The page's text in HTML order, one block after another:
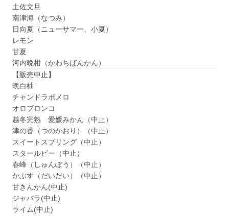
土佐文旦
南津海（なつみ）
日向夏（ニューサマー、小夏）
レモン
甘夏
河内晩柑（かわちばんかん）
【販売中止】
晩白柚
チャンドラポメロ
オロブロンコ
越冬完熟 愛媛みかん（中止）
津の香（つのかおり）（中止）
スイートスプリング（中止）
スタールビー（中止）
春峰（しゅんぽう）（中止）
かぶす（だいだい）（中止）
甘きんかん(中止)
ジャバラ(中止)
ライム(中止)